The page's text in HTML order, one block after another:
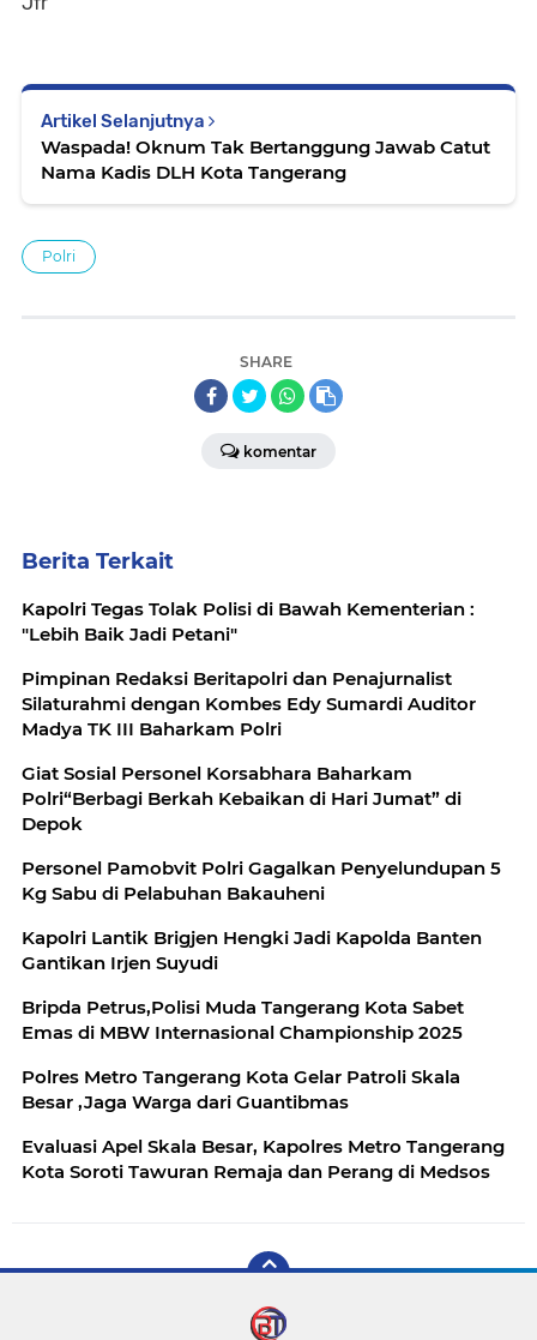
Artikel Selanjutnya
Waspada! Oknum Tak Bertanggung Jawab Catut
Nama Kadis DLH Kota Tangerang
Polri
SHARE
komentar
Berita Terkait
Kapolri Tegas Tolak Polisi di Bawah Kementerian :
"Lebih Baik Jadi Petani"
Pimpinan Redaksi Beritapolri dan Penajurnalist
Silaturahmi dengan Kombes Edy Sumardi Auditor
Madya TK III Baharkam Polri
Giat Sosial Personel Korsabhara Baharkam
Polri“Berbagi Berkah Kebaikan di Hari Jumat” di
Depok
Personel Pamobvit Polri Gagalkan Penyelundupan 5
Kg Sabu di Pelabuhan Bakauheni
Kapolri Lantik Brigjen Hengki Jadi Kapolda Banten
Gantikan Irjen Suyudi
Bripda Petrus,Polisi Muda Tangerang Kota Sabet
Emas di MBW Internasional Championship 2025
Polres Metro Tangerang Kota Gelar Patroli Skala
Besar ,Jaga Warga dari Guantibmas
Evaluasi Apel Skala Besar, Kapolres Metro Tangerang
Kota Soroti Tawuran Remaja dan Perang di Medsos